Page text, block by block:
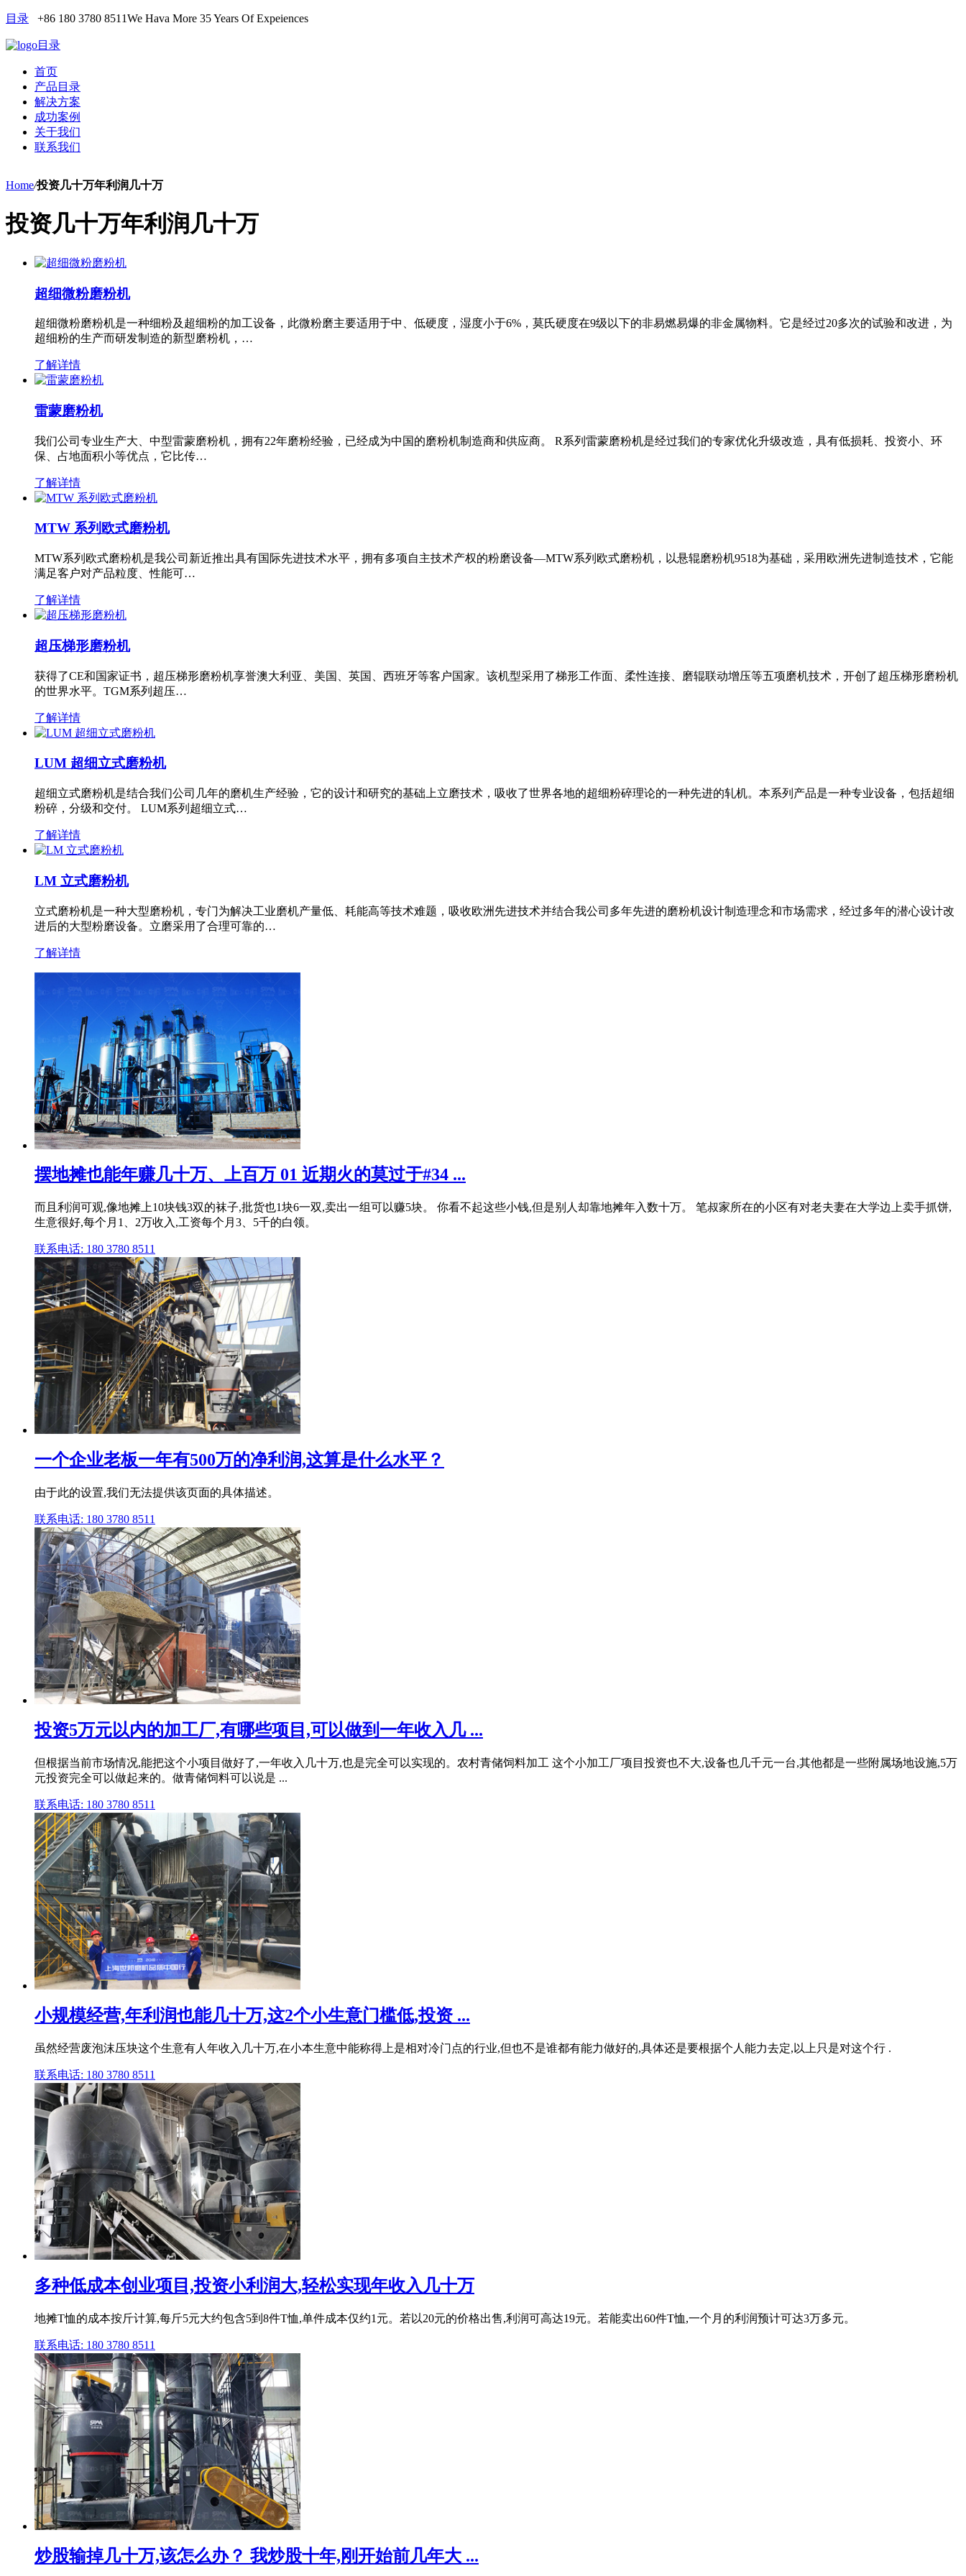
目录 +86 180 3780 8511We Hava More 35 Years Of Expeiences
目录
首页
产品目录
解决方案
成功案例
关于我们
联系我们
Home/投资几十万年利润几十万
投资几十万年利润几十万
超细微粉磨粉机
超细微粉磨粉机是一种细粉及超细粉的加工设备，此微粉磨主要适用于中、低硬度，湿度小于6%，莫氏硬度在9级以下的非易燃易爆的非金属物料。它是经过20多次的试验和改进，为
超细粉的生产而研发制造的新型磨粉机，…
了解详情
雷蒙磨粉机
我们公司专业生产大、中型雷蒙磨粉机，拥有22年磨粉经验，已经成为中国的磨粉机制造商和供应商。 R系列雷蒙磨粉机是经过我们的专家优化升级改造，具有低损耗、投资小、环
保、占地面积小等优点，它比传…
了解详情
MTW 系列欧式磨粉机
MTW系列欧式磨粉机是我公司新近推出具有国际先进技术水平，拥有多项自主技术产权的粉磨设备—MTW系列欧式磨粉机，以悬辊磨粉机9518为基础，采用欧洲先进制造技术，它能
满足客户对产品粒度、性能可…
了解详情
超压梯形磨粉机
获得了CE和国家证书，超压梯形磨粉机享誉澳大利亚、美国、英国、西班牙等客户国家。该机型采用了梯形工作面、柔性连接、磨辊联动增压等五项磨机技术，开创了超压梯形磨粉机
的世界水平。TGM系列超压…
了解详情
LUM 超细立式磨粉机
超细立式磨粉机是结合我们公司几年的磨机生产经验，它的设计和研究的基础上立磨技术，吸收了世界各地的超细粉碎理论的一种先进的轧机。本系列产品是一种专业设备，包括超细
粉碎，分级和交付。 LUM系列超细立式…
了解详情
LM 立式磨粉机
立式磨粉机是一种大型磨粉机，专门为解决工业磨机产量低、耗能高等技术难题，吸收欧洲先进技术并结合我公司多年先进的磨粉机设计制造理念和市场需求，经过多年的潜心设计改
进后的大型粉磨设备。立磨采用了合理可靠的…
了解详情
摆地摊也能年赚几十万、上百万 01 近期火的莫过于#34 ...
而且利润可观,像地摊上10块钱3双的袜子,批货也1块6一双,卖出一组可以赚5块。 你看不起这些小钱,但是别人却靠地摊年入数十万。 笔叔家所在的小区有对老夫妻在大学边上卖手抓饼,
生意很好,每个月1、2万收入,工资每个月3、5千的白领。
联系电话: 180 3780 8511
一个企业老板一年有500万的净利润,这算是什么水平？
由于此的设置,我们无法提供该页面的具体描述。
联系电话: 180 3780 8511
投资5万元以内的加工厂,有哪些项目,可以做到一年收入几 ...
但根据当前市场情况,能把这个小项目做好了,一年收入几十万,也是完全可以实现的。农村青储饲料加工 这个小加工厂项目投资也不大,设备也几千元一台,其他都是一些附属场地设施,5万
元投资完全可以做起来的。做青储饲料可以说是 ...
联系电话: 180 3780 8511
小规模经营,年利润也能几十万,这2个小生意门槛低,投资 ...
虽然经营废泡沫压块这个生意有人年收入几十万,在小本生意中能称得上是相对冷门点的行业,但也不是谁都有能力做好的,具体还是要根据个人能力去定,以上只是对这个行 .
联系电话: 180 3780 8511
多种低成本创业项目,投资小利润大,轻松实现年收入几十万
地摊T恤的成本按斤计算,每斤5元大约包含5到8件T恤,单件成本仅约1元。若以20元的价格出售,利润可高达19元。若能卖出60件T恤,一个月的利润预计可达3万多元。
联系电话: 180 3780 8511
炒股输掉几十万,该怎么办？ 我炒股十年,刚开始前几年大 ...